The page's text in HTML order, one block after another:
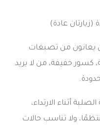
(زيارتان عادة)
يعانون من تصبغات
خفيفة، من لا يريد
أثناء الارتداء،
ولا تناسب حالات